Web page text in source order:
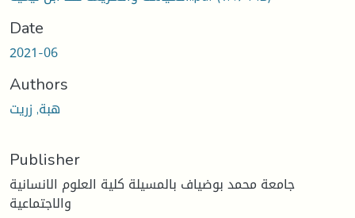
Date
2021-06
Authors
هبة, زريت
Publisher
جامعة محمد بوضياف بالمسيلة كلية العلوم الانسانية
والاجتماعية